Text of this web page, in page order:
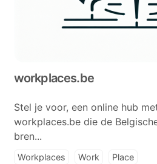
workplaces.be
Stel je voor, een online hub
workplaces.be die de
bren...
Workplaces Work Place